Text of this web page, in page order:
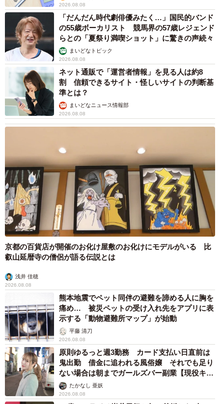
2026.08.08
「だんだん時代劇俳優みたく…」国民的バンド
の55歳ボーカリスト 競馬界の57歳レジェンド
らとの「夏祭り満喫ショット」に驚きの声続々
まいどなトピック
2026.08.08
ネット通販で「運営者情報」を見る人は約8
割 信頼できるサイト・怪しいサイトの判断基
準とは？
まいどなニュース情報部
2026.08.08
京都の百貨店が開催のお化け屋敷のお化けにモデルがいる 比
叡山延暦寺の僧侶が語る伝説とは
浅井 佳穂
2026.08.08
熊本地震でペット同伴の避難を諦める人に胸を
痛め… 被災ペットの受け入れ先をアプリに表
示する「動物避難所マップ」が始動
平藤 清刀
2026.08.08
原則ゆるっと週3勤務 カード支払い日直前は
鬼出勤 借金に追われる風俗嬢 それでも足り
ない場合は朝までガールズバー副業【現役キャ
ストに取材】
たかなし 亜妖
2026.08.08